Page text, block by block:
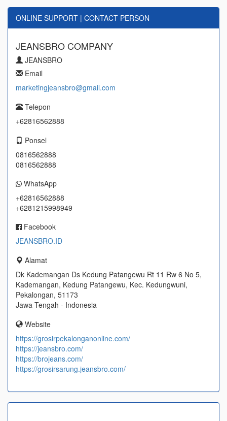
ONLINE SUPPORT | CONTACT PERSON
JEANSBRO COMPANY
JEANSBRO
Email
marketingjeansbro@gmail.com
Telepon
+62816562888
Ponsel
0816562888
0816562888
WhatsApp
+62816562888
+6281215998949
Facebook
JEANSBRO.ID
Alamat
Dk Kademangan Ds Kedung Patangewu Rt 11 Rw 6 No 5,
Kademangan, Kedung Patangewu, Kec. Kedungwuni,
Pekalongan, 51173
Jawa Tengah - Indonesia
Website
https://grosirpekalonganonline.com/
https://jeansbro.com/
https://brojeans.com/
https://grosirsarung.jeansbro.com/